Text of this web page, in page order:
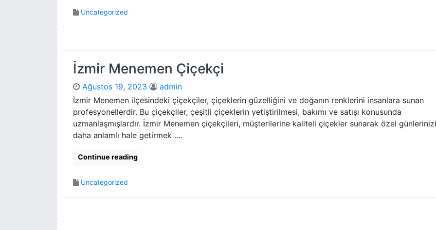
Uncategorized
İzmir Menemen Çiçekçi
Ağustos 19, 2023
admin
İzmir Menemen ilçesindeki çiçekçiler, çiçeklerin güzelliğini ve doğanın renklerini insanlara sunan
profesyonellerdir. Bu çiçekçiler, çeşitli çiçeklerin yetiştirilmesi, bakımı ve satışı konusunda
uzmanlaşmışlardır. İzmir Menemen çiçekçileri, müşterilerine kaliteli çiçekler sunarak özel günlerinizi
daha anlamlı hale getirmek ....
Continue reading
Uncategorized